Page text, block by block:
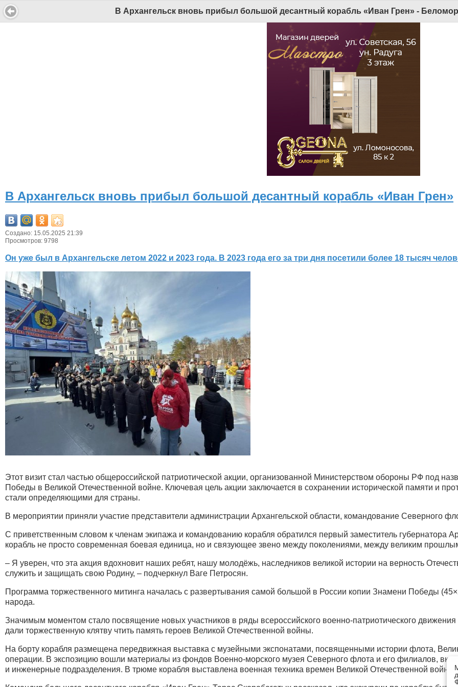
В Архангельск вновь прибыл большой десантный корабль «Иван Грен» -
В Архангельск вновь прибыл большой десантный корабль «Иван Грен»
Создано: 15.05.2025 21:39
Просмотров: 9798
Он уже был в Архангельске летом 2022 и 2023 года. В 2023 года его за три дня посетили более 18 тысяч
Этот визит стал частью общероссийской патриотической акции, организованной Министерством обороны РФ под
Победы в Великой Отечественной войне. Ключевая цель акции заключается в сохранении исторической памяти и
стали определяющими для страны.
В мероприятии приняли участие представители администрации Архангельской области, командование Северного
С приветственным словом к членам экипажа и командованию корабля обратился первый заместитель губернатора
корабль не просто современная боевая единица, но и связующее звено между поколениями, между великим
– Я уверен, что эта акция вдохновит наших ребят, нашу молодёжь, наследников великой истории на верность
служить и защищать свою Родину, – подчеркнул Ваге Петросян.
Программа торжественного митинга началась с развертывания самой большой в России копии Знамени Победы
народа.
Значимым моментом стало посвящение новых участников в ряды всероссийского военно-патриотического
дали торжественную клятву чтить память героев Великой Отечественной войны.
На борту корабля размещена передвижная выставка с музейными экспонатами, посвященными истории флота,
операции. В экспозицию вошли материалы из фондов Военно-морского музея Северного флота и его филиалов,
и инженерные подразделения. В трюме корабля выставлена военная техника времен Великой Отечественной
Версия для мобильных
Версия для ПК
© 2026 Беломорканал Северодвинск tv29.ru
is Free Software released under the GNU General Public License.
Mobile version byMobile Joomla!
Desktop Version
СИ "Информационное агентство "Беломорканал" регистрационный номер ЭЛ № ФС77-77001 от 08.11.2019, выдан Федеральной службой по надзору в сфере связи, информационных технологий и массовых коммуникаций (Роскомнадзор). Учредитель: ООО "ТВ29". Главный редактор: Рудалев А.Г.
При любом использовании текстовых, аудио-, фото- и видеоматериалов ссылка на www.tv29.ru обязательна. При цитировании информации гиперссылка на www.tv29.ru обязательна. Использование материалов ИА «Беломорканал» в коммерческих целях без письменного разрешения агентства не допускается. 18+